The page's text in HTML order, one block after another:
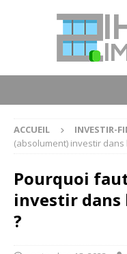
ACCUEIL INVESTIR-
(absolument) investir dans
Pourquoi
investir dans
?